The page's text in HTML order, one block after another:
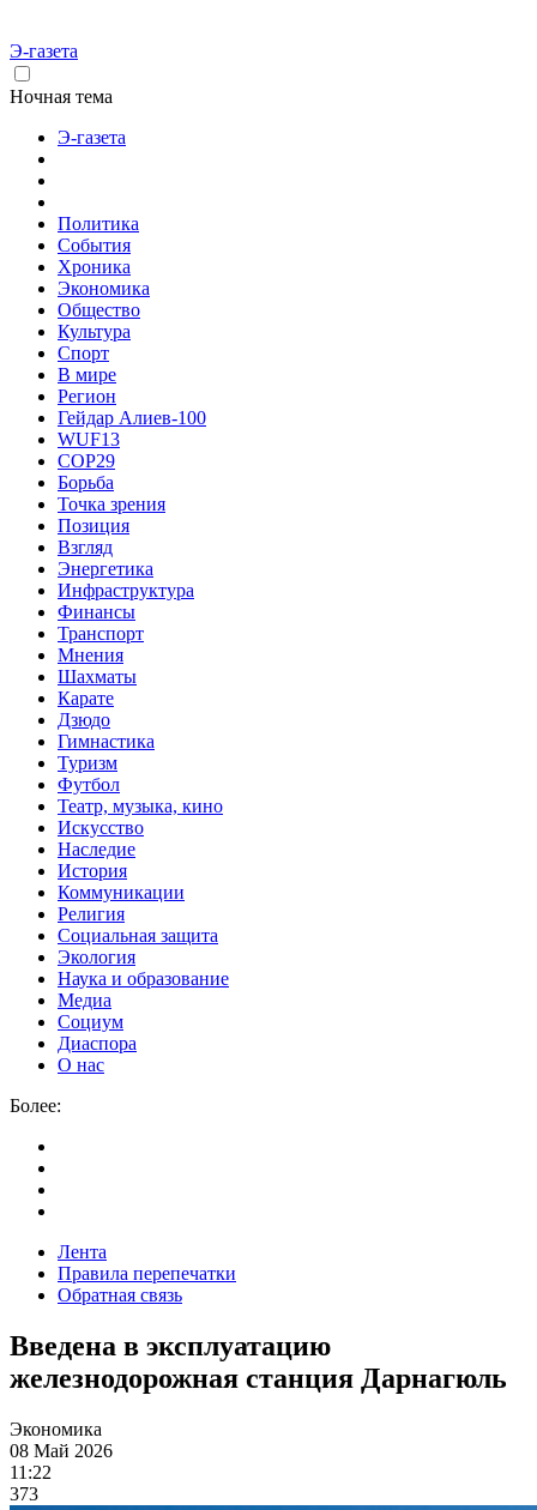
Э-газета
Ночная тема
Э-газета
Политика
События
Хроника
Экономика
Общество
Культура
Спорт
В мире
Регион
Гейдар Алиев-100
WUF13
COP29
Борьба
Точка зрения
Позиция
Взгляд
Энергетика
Инфраструктура
Финансы
Транспорт
Мнения
Шахматы
Карате
Дзюдо
Гимнастика
Туризм
Футбол
Театр, музыка, кино
Искусство
Наследие
История
Коммуникации
Религия
Социальная защита
Экология
Наука и образование
Медиа
Социум
Диаспора
О нас
Более:
Лента
Правила перепечатки
Обратная связь
Введена в эксплуатацию
железнодорожная станция Дарнагюль
Экономика
08 Май 2026
11:22
373